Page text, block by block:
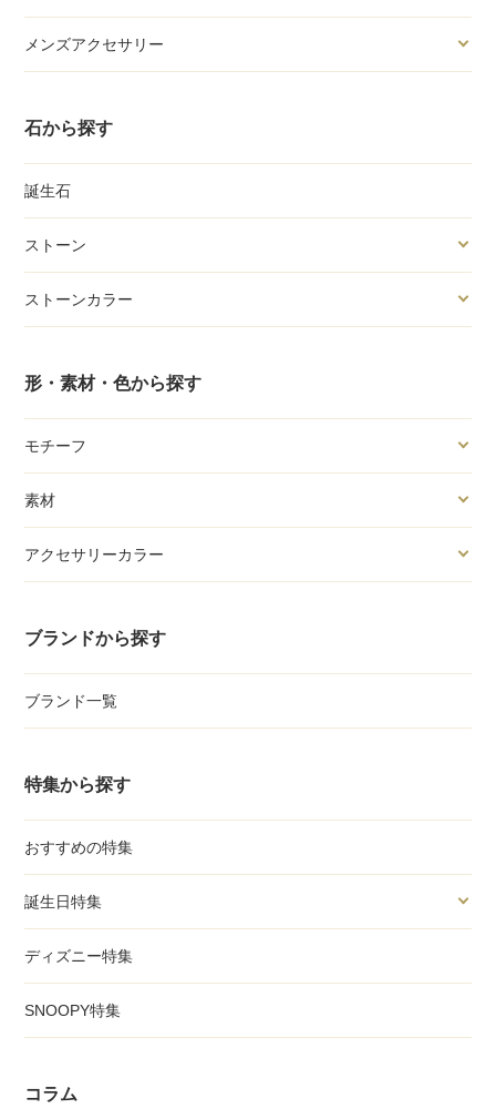
メンズアクセサリー
石から探す
誕生石
ストーン
ストーンカラー
形・素材・色から探す
モチーフ
素材
アクセサリーカラー
ブランドから探す
ブランド一覧
特集から探す
おすすめの特集
誕生日特集
ディズニー特集
SNOOPY特集
コラム